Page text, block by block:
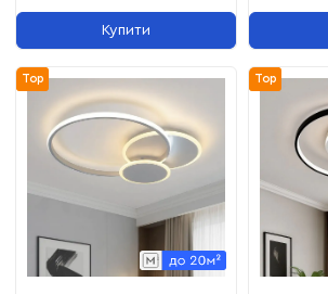
Купити
Top Top